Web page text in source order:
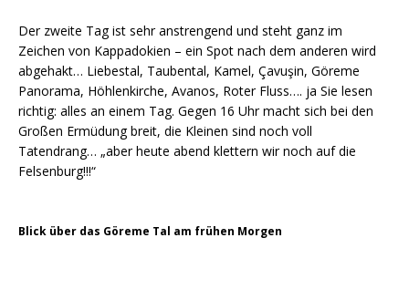
Der zweite Tag ist sehr anstrengend und steht ganz im
Zeichen von Kappadokien – ein Spot nach dem anderen wird
abgehakt… Liebestal, Taubental, Kamel, Çavuşin, Göreme
Panorama, Höhlenkirche, Avanos, Roter Fluss…. ja Sie lesen
richtig: alles an einem Tag. Gegen 16 Uhr macht sich bei den
Großen Ermüdung breit, die Kleinen sind noch voll
Tatendrang… „aber heute abend klettern wir noch auf die
Felsenburg!!!“
Blick über das Göreme Tal am frühen Morgen